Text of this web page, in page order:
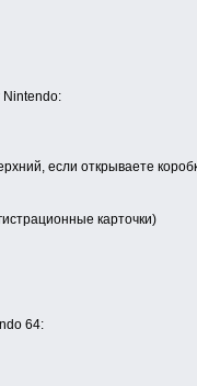
Nintendo:
если открываете
карточки)
64: